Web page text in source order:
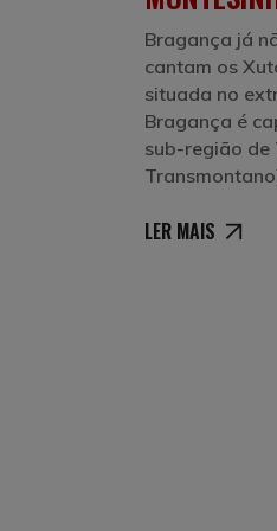
Bragança já
cantam os
situada no
Bragança é
sub-região de
LER MAIS